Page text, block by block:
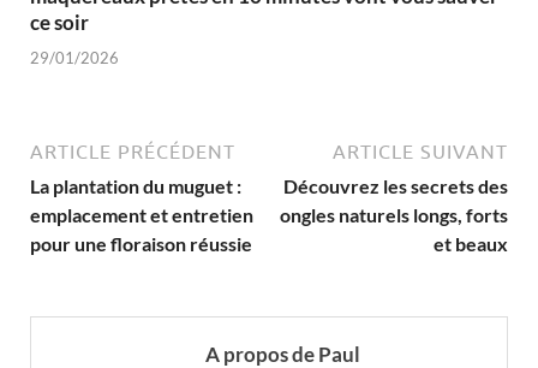
ce soir
29/01/2026
ARTICLE PRÉCÉDENT
La plantation du muguet :
emplacement et entretien
pour une floraison réussie
ARTICLE SUIVANT
Découvrez les secrets des
ongles naturels longs, forts
et beaux
A propos de Paul